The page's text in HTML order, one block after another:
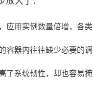
应用实例数量倍增，各
容器内往往缺少必要的
了系统韧性，却也容易